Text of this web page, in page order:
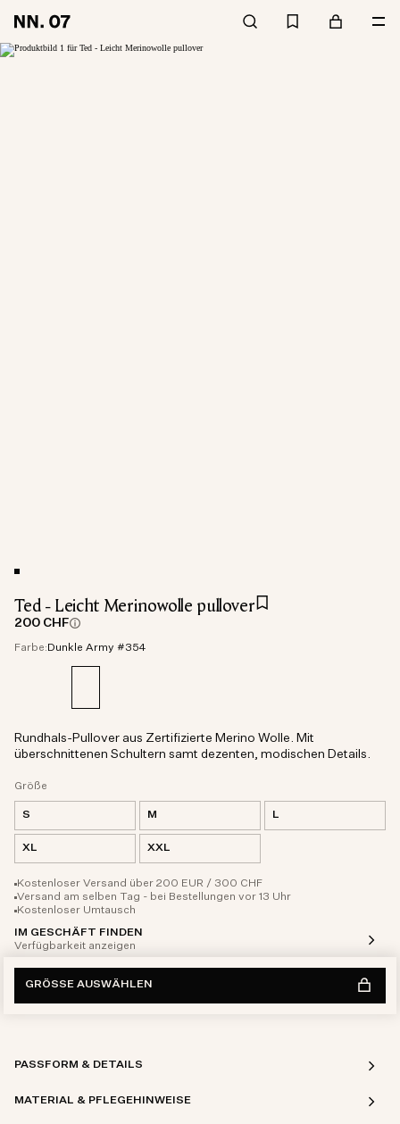
Ted - Leicht Merinowolle pullover
200 CHF
Farbe: Dunkle Army #354
Größe
S M L
XL XXL
Kostenloser Versand über 200 EUR / 300 CHF
Versand am selben Tag - bei Bestellungen vor 13 Uhr
Kostenloser Umtausch
IM GESCHÄFT FINDEN
Verfügbarkeit anzeigen
Rundhals-Pullover aus Zertifizierte Merino Wolle. Mit
überschnittenen Schultern samt dezenten, modischen Details.
GRÖSSE AUSWÄHLEN
PASSFORM & DETAILS
MATERIAL & PFLEGEHINWEISE